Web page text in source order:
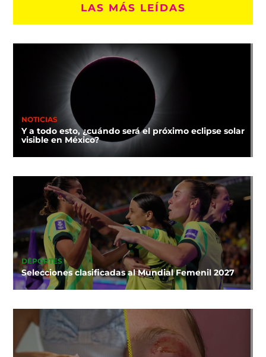
LAS MÁS LEÍDAS
NOTICIAS
Y a todo esto, ¿cuándo será el próximo eclipse solar
visible en México?
DEPORTES
Selecciones clasificadas al Mundial Femenil 2027